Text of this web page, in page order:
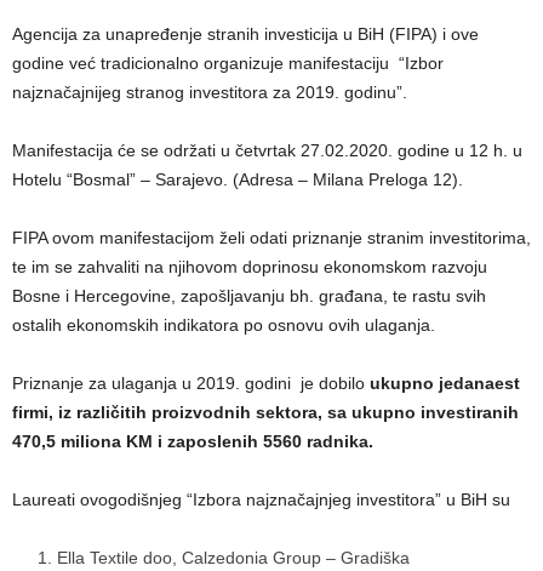
Agencija za unapređenje stranih investicija u BiH (FIPA) i ove
godine već tradicionalno organizuje manifestaciju “Izbor
najznačajnijeg stranog investitora za 2019. godinu”.
Manifestacija će se održati u četvrtak 27.02.2020. godine u 12 h. u
Hotelu “Bosmal” – Sarajevo. (Adresa – Milana Preloga 12).
FIPA ovom manifestacijom želi odati priznanje stranim investitorima,
te im se zahvaliti na njihovom doprinosu ekonomskom razvoju
Bosne i Hercegovine, zapošljavanju bh. građana, te rastu svih
ostalih ekonomskih indikatora po osnovu ovih ulaganja.
Priznanje za ulaganja u 2019. godini je dobilo ukupno jedanaest
firmi, iz različitih proizvodnih sektora, sa ukupno investiranih
470,5 miliona KM i zaposlenih 5560 radnika.
Laureati ovogodišnjeg “Izbora najznačajnjeg investitora” u BiH su
Ella Textile doo, Calzedonia Group – Gradiška